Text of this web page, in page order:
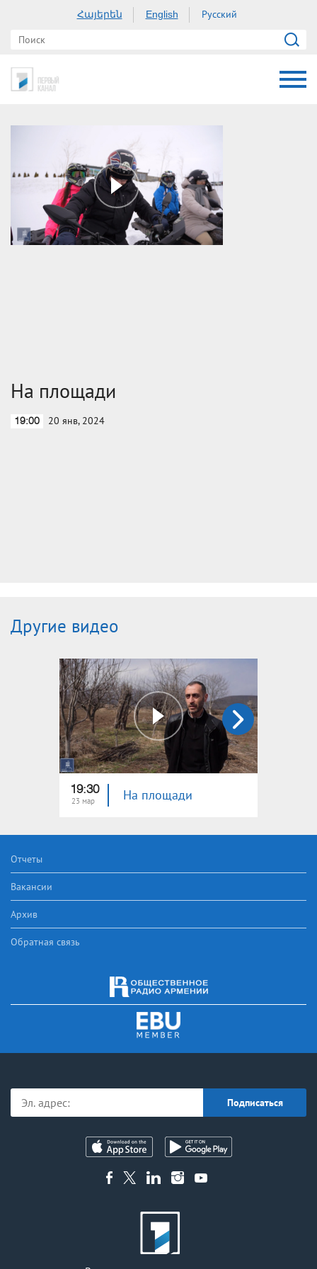
Հայերեն English Русский
На площади
19:00 20 янв, 2024
Другие видео
19:30
23 мар На площади
Отчеты
Вакансии
Архив
Обратная связь